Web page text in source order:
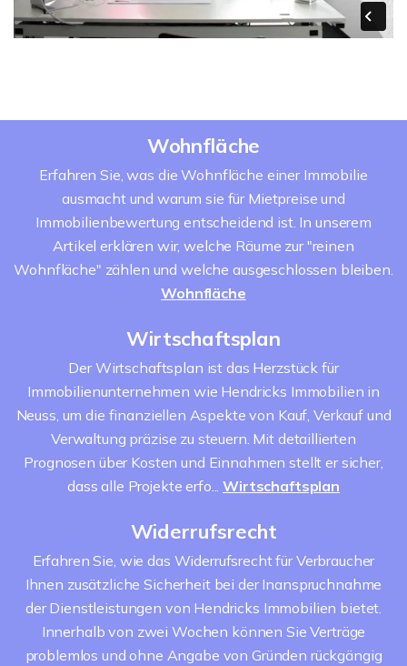
Wohnfläche
Erfahren Sie, was die Wohnfläche einer Immobilie
ausmacht und warum sie für Mietpreise und
Immobilienbewertung entscheidend ist. In unserem
Artikel erklären wir, welche Räume zur "reinen
Wohnfläche" zählen und welche ausgeschlossen bleiben.
Wohnfläche
Wirtschaftsplan
Der Wirtschaftsplan ist das Herzstück für
Immobilienunternehmen wie Hendricks Immobilien in
Neuss, um die finanziellen Aspekte von Kauf, Verkauf und
Verwaltung präzise zu steuern. Mit detaillierten
Prognosen über Kosten und Einnahmen stellt er sicher,
dass alle Projekte erfo...Wirtschaftsplan
Widerrufsrecht
Erfahren Sie, wie das Widerrufsrecht für Verbraucher
Ihnen zusätzliche Sicherheit bei der Inanspruchnahme
der Dienstleistungen von Hendricks Immobilien bietet.
Innerhalb von zwei Wochen können Sie Verträge
problemlos und ohne Angabe von Gründen rückgängig